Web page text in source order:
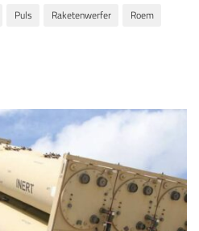
Puls Raketenwerfer
Roem